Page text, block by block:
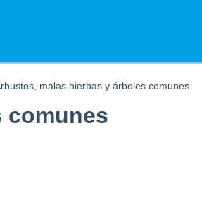
malas hierbas y árboles comunes
comunes